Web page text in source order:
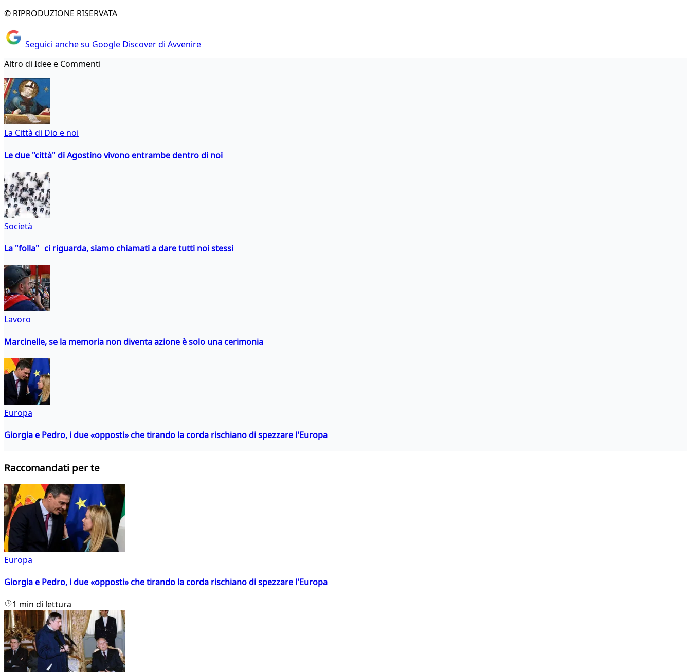
© RIPRODUZIONE RISERVATA
Seguici anche su Google Discover di Avvenire
Altro di Idee e Commenti
La Città di Dio e noi
Le due "città" di Agostino vivono entrambe dentro di noi
Società
La "folla" ci riguarda, siamo chiamati a dare tutti noi stessi
Lavoro
Marcinelle, se la memoria non diventa azione è solo una cerimonia
Europa
Giorgia e Pedro, i due «opposti» che tirando la corda rischiano di spezzare l'Europa
Raccomandati per te
Europa
Giorgia e Pedro, i due «opposti» che tirando la corda rischiano di spezzare l'Europa
1 min di lettura